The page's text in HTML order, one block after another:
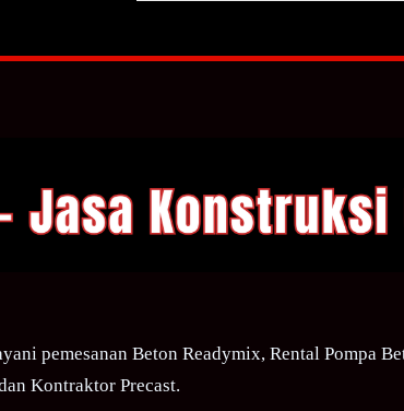
pemesanan Beton Readymix, Rental Pompa
Kontraktor Precast.